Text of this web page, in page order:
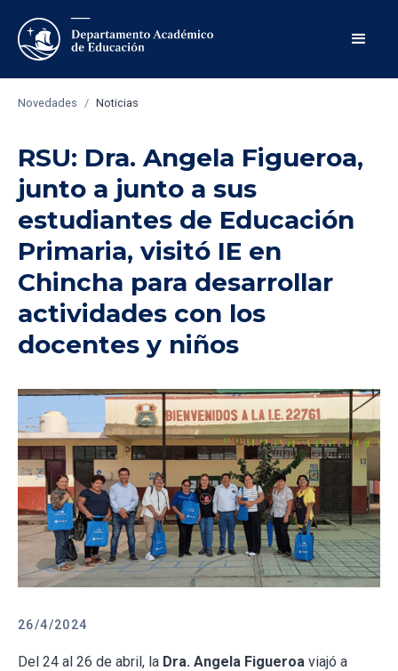
Novedades / Noticias
RSU: Dra. Angela Figueroa,
junto a junto a sus
estudiantes de Educación
Primaria, visitó IE en
Chincha para desarrollar
actividades con los
docentes y niños
26/4/2024
Del 24 al 26 de abril, la Dra. Angela Figueroa viajó a